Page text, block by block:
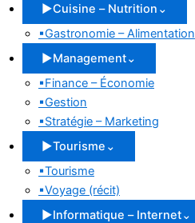
▶Cuisine – Nutrition ⌄
▪Gastronomie – Alimentation
▶Management⌄
▪Finance – Économie
▪Gestion
▪Stratégie – Marketing
▶Tourisme ⌄
▪Tourisme
▪Voyage (récit)
▶Informatique – Internet⌄